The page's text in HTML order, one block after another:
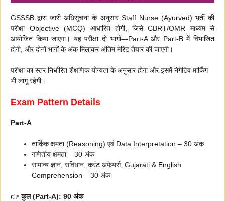
GSSSB द्वारा जारी अधिसूचना के अनुसार Staff Nurse (Ayurved) भर्ती की
परीक्षा Objective (MCQ) आधारित होगी, जिसे CBRT/OMR माध्यम से
आयोजित किया जाएगा। यह परीक्षा दो भागों—Part-A और Part-B में विभाजित
होगी, और दोनों भागों के अंक मिलाकर अंतिम मेरिट तैयार की जाएगी।
परीक्षा का स्तर निर्धारित शैक्षणिक योग्यता के अनुसार होगा और इसमें नेगेटिव मार्किंग
भी लागू रहेगी।
Exam Pattern Details
Part-A
तार्किक क्षमता (Reasoning) एवं Data Interpretation – 30 अंक
गणितीय क्षमता – 30 अंक
सामान्य ज्ञान, संविधान, करंट अफेयर्स, Gujarati & English
Comprehension – 30 अंक
👉कुल (Part-A): 90 अंक